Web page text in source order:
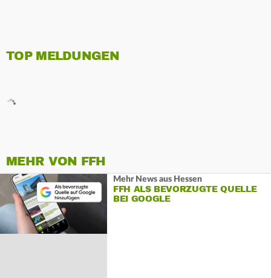
TOP MELDUNGEN
MEHR VON FFH
Mehr News aus Hessen
FFH ALS BEVORZUGTE QUELLE
BEI GOOGLE